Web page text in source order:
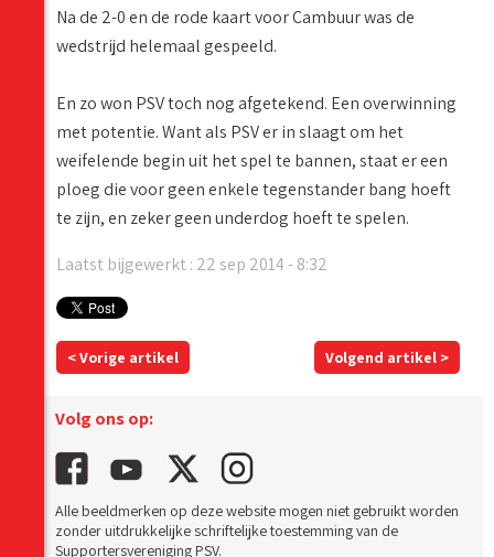
Na de 2-0 en de rode kaart voor Cambuur was de
wedstrijd helemaal gespeeld.
En zo won PSV toch nog afgetekend. Een overwinning
met potentie. Want als PSV er in slaagt om het
weifelende begin uit het spel te bannen, staat er een
ploeg die voor geen enkele tegenstander bang hoeft
te zijn, en zeker geen underdog hoeft te spelen.
Laatst bijgewerkt : 22 sep 2014 - 8:32
< Vorige artikel Volgend artikel >
Volg ons op:
Alle beeldmerken op deze website mogen niet gebruikt worden
zonder uitdrukkelijke schriftelijke toestemming van de
Supportersvereniging PSV.